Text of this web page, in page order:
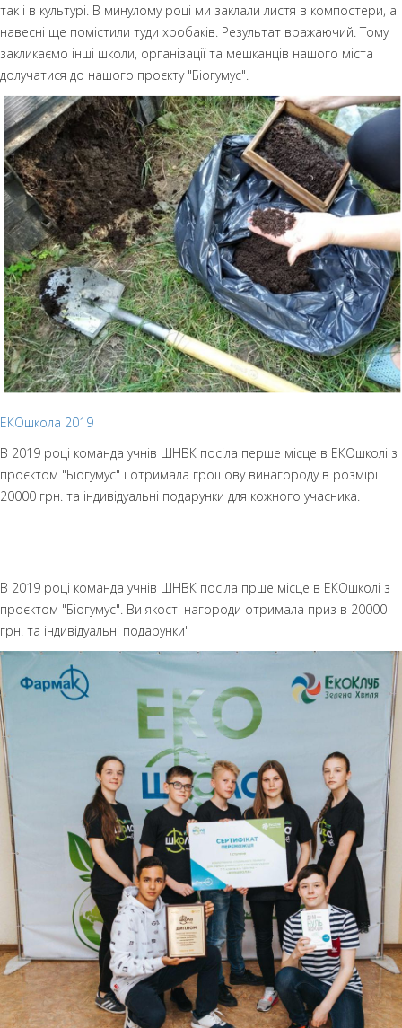
так і в культурі. В минулому році ми заклали листя в компостери, а
навесні ще помістили туди хробаків. Результат вражаючий. Тому
закликаємо інші школи, організації та мешканців нашого міста
долучатися до нашого проєкту "Біогумус".
ЕКОшкола 2019
В 2019 році команда учнів ШНВК посіла перше місце в ЕКОшколі з
проєктом "Біогумус" і отримала грошову винагороду в розмірі
20000 грн. та індивідуальні подарунки для кожного учасника.
В 2019 році команда учнів ШНВК посіла прше місце в ЕКОшколі з
проєктом "Біогумус". Ви якості нагороди отримала приз в 20000
грн. та індивідуальні подарунки"